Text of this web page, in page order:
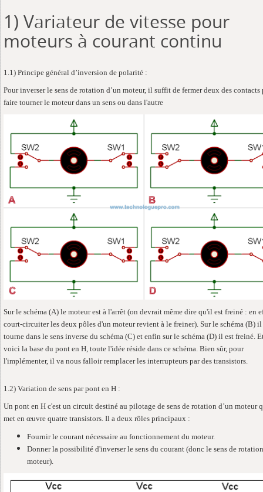
1) Variateur de vitesse pour
moteurs à courant continu
1.1) Principe général d’inversion de polarité :
Pour inverser le sens de rotation d’un moteur, il suffit de fermer deux des contacts
faire tourner le moteur dans un sens ou dans l'autre
Sur le schéma (A) le moteur est à l'arrêt (on devrait même dire qu'il est freiné : en
court-circuiter les deux pôles d'un moteur revient à le freiner). Sur le schéma (B) il
tourne dans le sens inverse du schéma (C) et enfin sur le schéma (D) il est freiné.
voici la base du pont en H, toute l'idée réside dans ce schéma. Bien sûr, pour
l'implémenter, il va nous falloir remplacer les interrupteurs par des transistors.
1.2) Variation de sens par pont en H :
Un pont en H c'est un circuit destiné au pilotage de sens de rotation d’un moteur
met en œuvre quatre transistors. Il a deux rôles principaux :
Fournir le courant nécessaire au fonctionnement du moteur.
Donner la possibilité d'inverser le sens du courant (donc le sens de
moteur).